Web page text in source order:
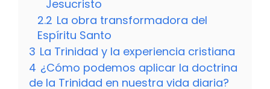
Jesucristo
2.2 La obra transformadora del
Espíritu Santo
3 La Trinidad y la experiencia cristiana
4 ¿Cómo podemos aplicar la doctrina
de la Trinidad en nuestra vida diaria?